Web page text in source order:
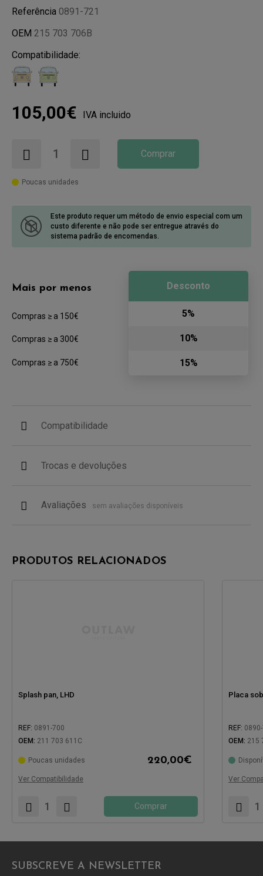
Referência 0891-721
OEM 215 703 706B
Compatibilidade:
105,00€ IVA incluido
Comprar
Poucas unidades
Este produto requer um método de envio especial com um
custo diferente e não pode ser entregue através do
sistema padrão de encomendas.
Mais por menos
Compras ≥ a 150€
Compras ≥ a 300€
Compras ≥ a 750€
Desconto
5%
10%
15%
Compatibilidade
Trocas e devoluções
Avaliações sem avaliações disponíveis
PRODUTOS RELACIONADOS
Splash pan, LHD
REF: 0891-700
OEM: 211 703 611C
Poucas unidades 220,00€
Ver Compatibilidade
Comprar
Placa
REF:
OEM: 215
Ver
SUBSCREVE A NEWSLETTER